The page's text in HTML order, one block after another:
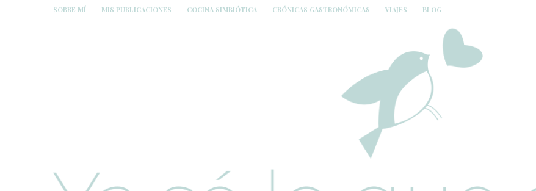
SOBRE MÍ MIS PUBLICACIONES COCINA SIMBIÓTICA CRÓNICAS GASTRONÓMICAS VIAJES BLOG